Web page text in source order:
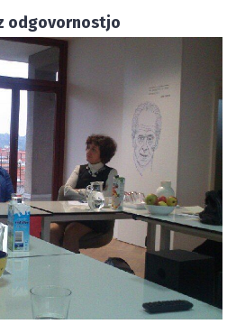
odgovornostjo